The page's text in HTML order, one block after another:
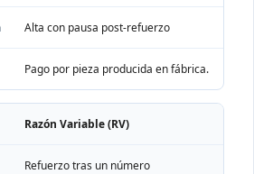
Alta con pausa post-refuerzo
Pago por pieza producida en fábrica.
Razón Variable (RV)
Refuerzo tras un número